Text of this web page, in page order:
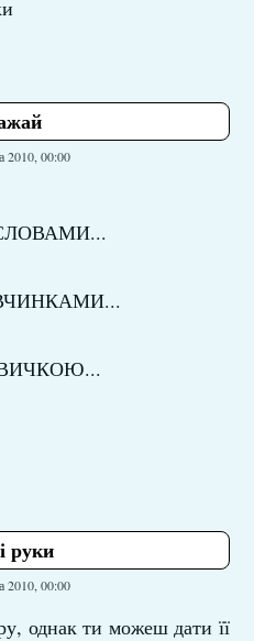
2010, 00:00
СЛОВАМИ...
ВЧИНКАМИ...
руки
2010, 00:00
однак ти можеш дати її